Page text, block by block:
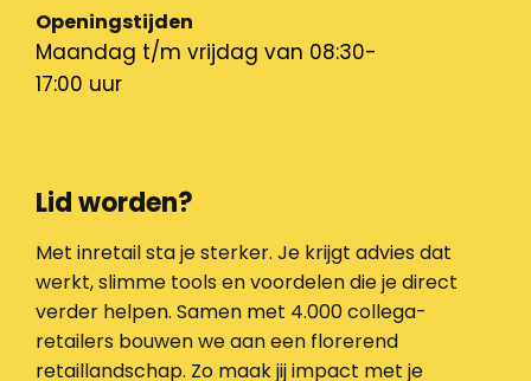
Openingstijden
Maandag t/m vrijdag van 08:30-
17:00 uur
Lid worden?
Met inretail sta je sterker. Je krijgt advies dat
werkt, slimme tools en voordelen die je direct
verder helpen. Samen met 4.000 collega-
retailers bouwen we aan een florerend
retaillandschap. Zo maak jij impact met je